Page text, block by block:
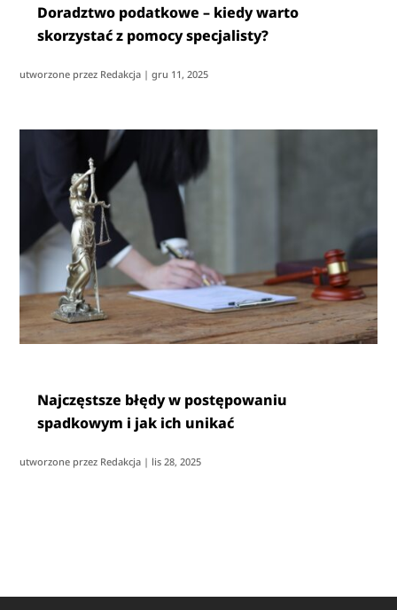
Doradztwo podatkowe – kiedy warto
skorzystać z pomocy specjalisty?
utworzone przez Redakcja |gru 11, 2025
Najczęstsze błędy w postępowaniu
spadkowym i jak ich unikać
utworzone przez Redakcja | lis 28, 2025